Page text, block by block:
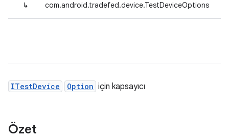
↳ com.android.tradefed.device.TestDeviceOptions
ITestDevice Option için kapsayıcı
Özet